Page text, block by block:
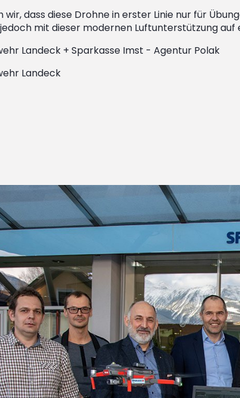
dass diese Drohne in erster Linie nur für
mit dieser modernen Luftunterstützung
Landeck + Sparkasse Imst - Agentur Polak
Landeck